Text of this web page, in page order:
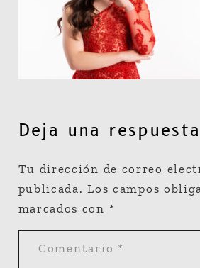
Deja una respuesta
Tu dirección de correo
publicada. Los campos
marcados con *